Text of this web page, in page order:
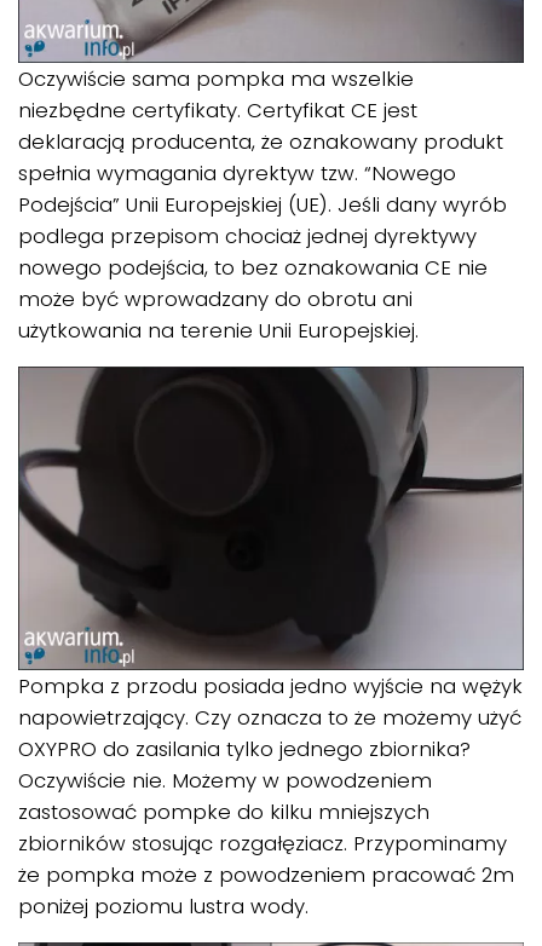
Oczywiście sama pompka ma wszelkie
niezbędne certyfikaty. Certyfikat CE jest
deklaracją producenta, że oznakowany produkt
spełnia wymagania dyrektyw tzw. “Nowego
Podejścia” Unii Europejskiej (UE). Jeśli dany wyrób
podlega przepisom chociaż jednej dyrektywy
nowego podejścia, to bez oznakowania CE nie
może być wprowadzany do obrotu ani
użytkowania na terenie Unii Europejskiej.
Pompka z przodu posiada jedno wyjście na wężyk
napowietrzający. Czy oznacza to że możemy użyć
OXYPRO do zasilania tylko jednego zbiornika?
Oczywiście nie. Możemy w powodzeniem
zastosować pompke do kilku mniejszych
zbiorników stosując rozgałęziacz. Przypominamy
że pompka może z powodzeniem pracować 2m
poniżej poziomu lustra wody.